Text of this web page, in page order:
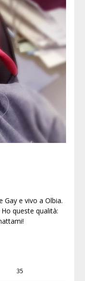
Gay e vivo a Olbia.
queste qualità:
35